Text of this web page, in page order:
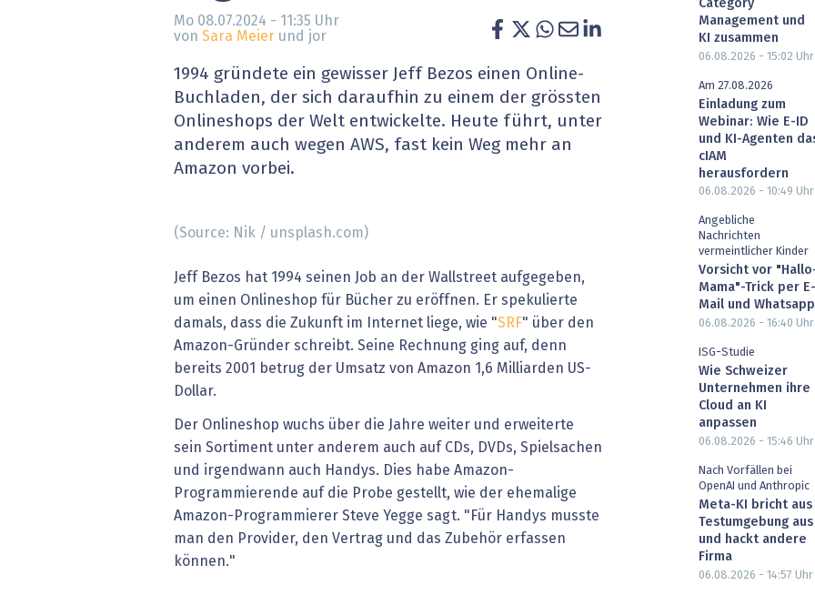
» alle News Gesundheit wird digital
Blockchain
EU-DSGVO
XaaS, Managed Services & Co.
» alle Dossiers
IT for Health
Artificial Intelligence
Finance 2030
Fintech & Insurtech
Professional AV & Digital Signage
Mo 08.07.2024 - 11:35 Uhr
von Sara Meier und jor
1994 gründete ein gewisser Jeff Bezos einen Online-
Buchladen, der sich daraufhin zu einem der grössten
Onlineshops der Welt entwickelte. Heute führt, unter
anderem auch wegen AWS, fast kein Weg mehr an
Amazon vorbei.
(Source: Nik / unsplash.com)
Jeff Bezos hat 1994 seinen Job an der Wallstreet aufgegeben,
um einen Onlineshop für Bücher zu eröffnen. Er spekulierte
damals, dass die Zukunft im Internet liege, wie "SRF" über den
Amazon-Gründer schreibt. Seine Rechnung ging auf, denn
bereits 2001 betrug der Umsatz von Amazon 1,6 Milliarden US-
Dollar.
Der Onlineshop wuchs über die Jahre weiter und erweiterte
sein Sortiment unter anderem auch auf CDs, DVDs, Spielsachen
und irgendwann auch Handys. Dies habe Amazon-
Programmierende auf die Probe gestellt, wie der ehemalige
Amazon-Programmierer Steve Yegge sagt. "Für Handys musste
man den Provider, den Vertrag und das Zubehör erfassen
können."
Category
Management und
KI zusammen
06.08.2026 - 15:02 Uhr
Am 27.08.2026
Einladung zum
Webinar: Wie E-ID
und KI-Agenten
cIAM
herausfordern
06.08.2026 - 10:49 Uhr
Angebliche
Nachrichten
vermeintlicher Kinder
Vorsicht vor
Mama"-Trick per E-
Mail und Whatsapp
06.08.2026 - 16:40 Uhr
ISG-Studie
Wie Schweizer
Unternehmen ihre
Cloud an KI
anpassen
06.08.2026 - 15:46 Uhr
Nach Vorfällen bei
OpenAI und Anthropic
Meta-KI bricht aus
Testumgebung aus
und hackt andere
Firma
06.08.2026 - 14:57 Uhr